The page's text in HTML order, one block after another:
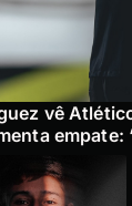
vê
empate: